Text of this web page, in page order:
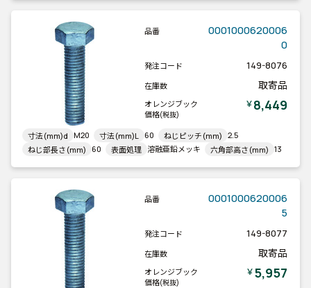
品番
0001000620006
0
発注コード 149-8076
在庫数 取寄品
オレンジブック
価格(税抜)
￥8,449
寸法(mm)d M20 寸法(mm)L 60 ねじピッチ(mm) 2.5
ねじ部長さ(mm) 60 表面処理 溶融亜鉛メッキ 六角部高さ(mm) 13
品番
0001000620006
5
発注コード 149-8077
在庫数 取寄品
オレンジブック
価格(税抜)
￥5,957